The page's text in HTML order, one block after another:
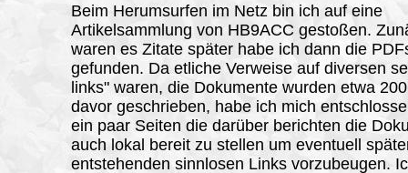
Beim Herumsurfen im Netz bin ich auf eine
Artikelsammlung von HB9ACC gestoßen.
waren es Zitate später habe ich dann die
gefunden. Da etliche Verweise auf diversen
links" waren, die Dokumente wurden etwa
davor geschrieben, habe ich mich
ein paar Seiten die darüber berichten die
auch lokal bereit zu stellen um eventuell
entstehenden sinnlosen Links vorzubeugen.